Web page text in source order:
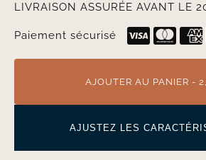
LIVRAISON ASSURÉE AVANT LE
Paiement sécurisé
AJOUTER AU PANIER -
AJUSTEZ LES